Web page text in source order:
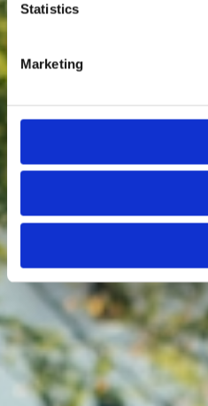
Statistics
Marketing